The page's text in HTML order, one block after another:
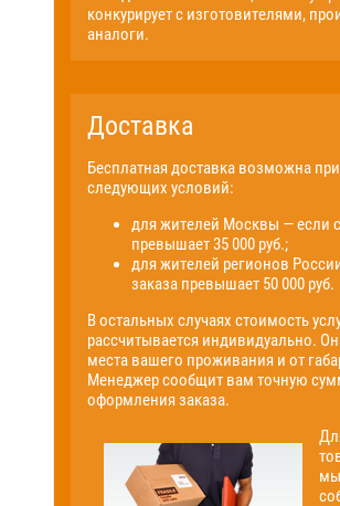
конкурирует с изготовителями,
аналоги.
Доставка
Бесплатная доставка возможна
следующих условий:
для жителей Москвы — если
превышает 35 000 руб.;
для жителей регионов
заказа превышает 50 000 руб.
В остальных случаях стоимость
рассчитывается индивидуально.
места вашего проживания и от
Менеджер сообщит вам точную
оформления заказа.